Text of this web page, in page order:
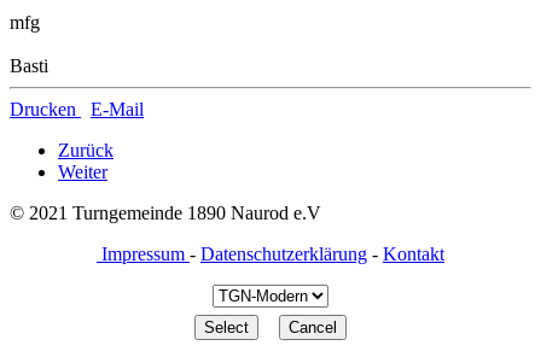
mfg
Basti
Drucken
E-Mail
Zurück
Weiter
© 2021 Turngemeinde 1890 Naurod e.V
Impressum - Datenschutzerklärung - Kontakt